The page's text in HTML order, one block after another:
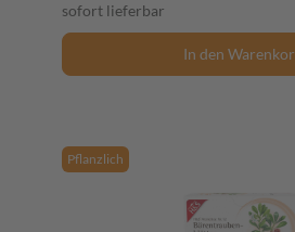
sofort lieferbar
In den
Pflanzlich